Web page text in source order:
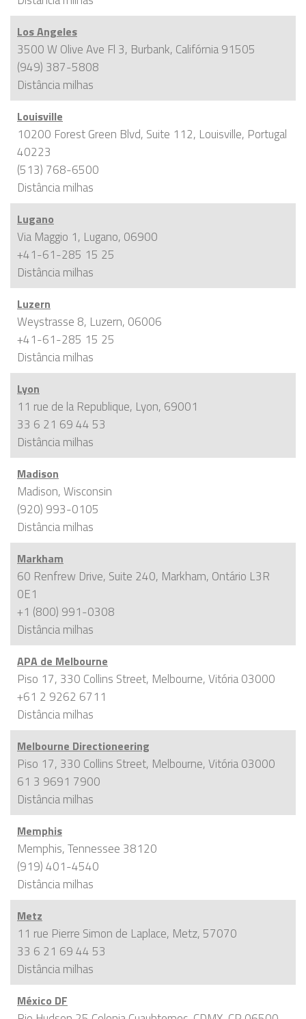
Los Angeles
3500 W Olive Ave Fl 3, Burbank, Califórnia 91505
(949) 387-5808
Distânciamilhas
Louisville
10200 Forest Green Blvd, Suite 112, Louisville, Portugal
40223
(513) 768-6500
Distânciamilhas
Lugano
Via Maggio 1, Lugano, 06900
+41-61-285 15 25
Distânciamilhas
Luzern
Weystrasse 8, Luzern, 06006
+41-61-285 15 25
Distânciamilhas
Lyon
11 rue de la Republique, Lyon, 69001
33 6 21 69 44 53
Distânciamilhas
Madison
Madison, Wisconsin
(920) 993-0105
Distânciamilhas
Markham
60 Renfrew Drive, Suite 240, Markham, Ontário L3R
0E1
+1 (800) 991-0308
Distânciamilhas
APA de Melbourne
Piso 17, 330 Collins Street, Melbourne, Vitória 03000
+61 2 9262 6711
Distânciamilhas
Melbourne Directioneering
Piso 17, 330 Collins Street, Melbourne, Vitória 03000
61 3 9691 7900
Distânciamilhas
Memphis
Memphis, Tennessee 38120
(919) 401-4540
Distânciamilhas
Metz
11 rue Pierre Simon de Laplace, Metz, 57070
33 6 21 69 44 53
Distânciamilhas
México DF